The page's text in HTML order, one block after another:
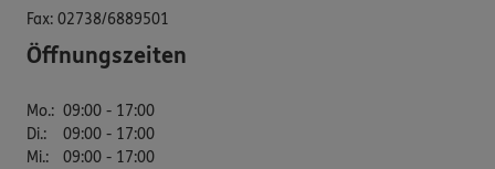
Fax: 02738/6889501
Öffnungszeiten
Mo.: 09:00 - 17:00
Di.:
09:00 - 17:00
Mi.:
09:00 - 17:00